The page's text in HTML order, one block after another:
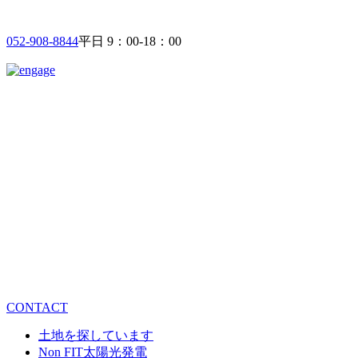
052-908-8844平日 9：00-18：00
CONTACT
土地を探しています
Non FIT太陽光発電